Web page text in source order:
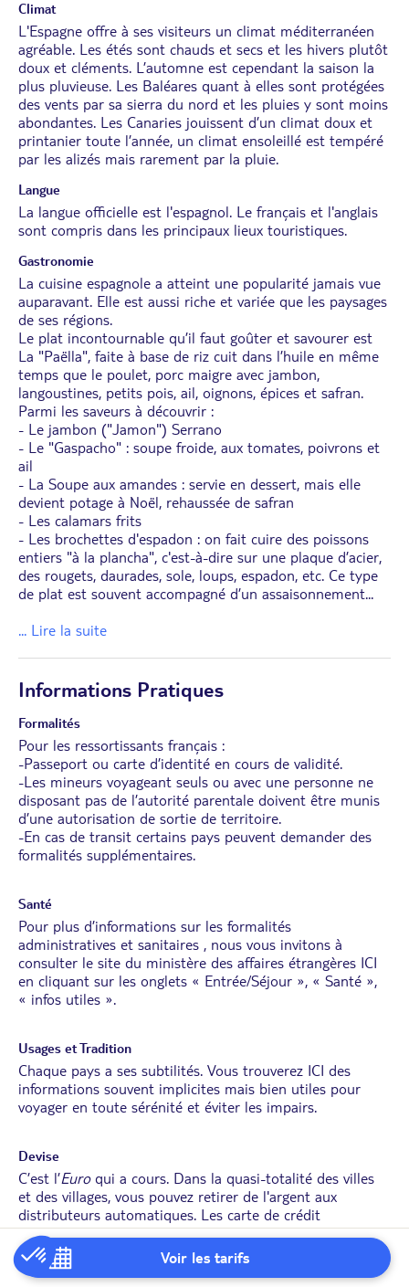
Voir les tarifs
Climat
L'Espagne offre à ses visiteurs un climat méditerranéen
agréable. Les étés sont chauds et secs et les hivers plutôt
doux et cléments. L’automne est cependant la saison la
plus pluvieuse. Les Baléares quant à elles sont protégées
des vents par sa sierra du nord et les pluies y sont moins
abondantes. Les Canaries jouissent d’un climat doux et
printanier toute l’année, un climat ensoleillé est tempéré
par les alizés mais rarement par la pluie.
Langue
La langue officielle est l'espagnol. Le français et l'anglais
sont compris dans les principaux lieux touristiques.
Gastronomie
La cuisine espagnole a atteint une popularité jamais vue
auparavant. Elle est aussi riche et variée que les paysages
de ses régions.
Le plat incontournable qu’il faut goûter et savourer est
La "Paëlla", faite à base de riz cuit dans l’huile en même
temps que le poulet, porc maigre avec jambon,
langoustines, petits pois, ail, oignons, épices et safran.
Parmi les saveurs à découvrir :
- Le jambon ("Jamon") Serrano
- Le "Gaspacho" : soupe froide, aux tomates, poivrons et
ail
- La Soupe aux amandes : servie en dessert, mais elle
devient potage à Noël, rehaussée de safran
- Les calamars frits
- Les brochettes d'espadon : on fait cuire des poissons
entiers "à la plancha", c'est-à-dire sur une plaque d’acier,
des rougets, daurades, sole, loups, espadon, etc. Ce type
de plat est souvent accompagné d’un assaisonnement...
... Lire la suite
Informations Pratiques
Formalités
Pour les ressortissants français :
-Passeport ou carte d’identité en cours de validité.
-Les mineurs voyageant seuls ou avec une personne ne
disposant pas de l’autorité parentale doivent être munis
d’une autorisation de sortie de territoire.
-En cas de transit certains pays peuvent demander des
formalités supplémentaires.
Santé
Pour plus d’informations sur les formalités
administratives et sanitaires , nous vous invitons à
consulter le site du ministère des affaires étrangères ICI
en cliquant sur les onglets « Entrée/Séjour », « Santé »,
« infos utiles ».
Usages et Tradition
Chaque pays a ses subtilités. Vous trouverez ICI des
informations souvent implicites mais bien utiles pour
voyager en toute sérénité et éviter les impairs.
Devise
C’est l’Euroqui a cours. Dans la quasi-totalité des villes
et des villages, vous pouvez retirer de l'argent aux
distributeurs automatiques. Les carte de crédit
internationales sont acceptées.
Permis de conduire